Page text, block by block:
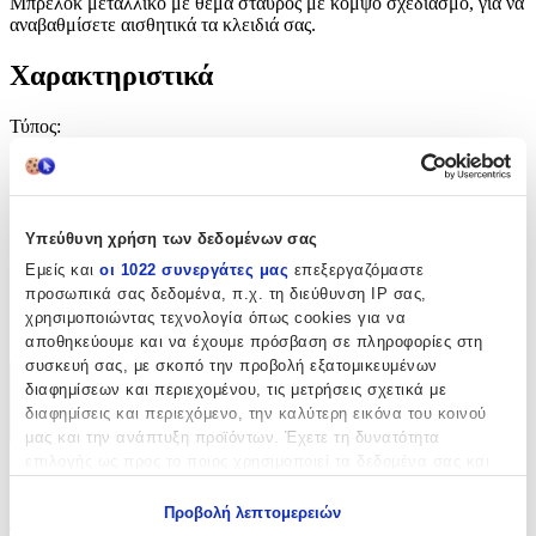
Υπεύθυνη χρήση των δεδομένων σας
Εμείς και οι 1022 συνεργάτες μας επεξεργαζόμαστε
προσωπικά σας δεδομένα, π.χ. τη διεύθυνση IP σας,
χρησιμοποιώντας τεχνολογία όπως cookies για να
αποθηκεύουμε και να έχουμε πρόσβαση σε πληροφορίες στη
συσκευή σας, με σκοπό την προβολή εξατομικευμένων
διαφημίσεων και περιεχομένου, τις μετρήσεις σχετικά με
διαφημίσεις και περιεχόμενο, την καλύτερη εικόνα του κοινού
μας και την ανάπτυξη προϊόντων. Έχετε τη δυνατότητα
Προβολή λεπτομερειών
αναβαθμίσετε αισθητικά τα κλειδιά σας.
Χαρακτηριστικά
Τύπος:
Μεταλλικό
Κατασκευαστής:
OEM
Χαρακτηριστικά
+
Χαρακτηριστικά